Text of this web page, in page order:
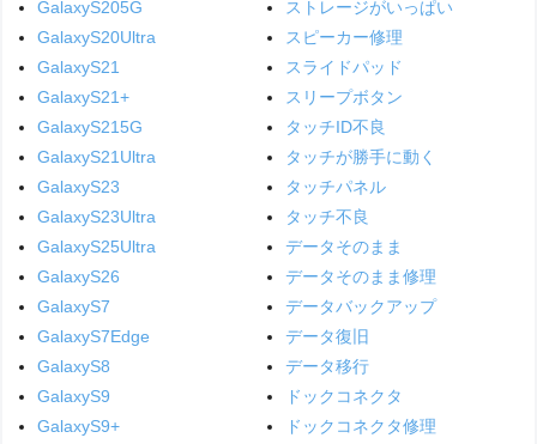
GalaxyS205G
GalaxyS20Ultra
GalaxyS21
GalaxyS21+
GalaxyS215G
GalaxyS21Ultra
GalaxyS23
GalaxyS23Ultra
GalaxyS25Ultra
GalaxyS26
GalaxyS7
GalaxyS7Edge
GalaxyS8
GalaxyS9
GalaxyS9+
ストレージがいっぱい
スピーカー修理
スライドパッド
スリープボタン
タッチID不良
タッチが勝手に動く
タッチパネル
タッチ不良
データそのまま
データそのまま修理
データバックアップ
データ復旧
データ移行
ドックコネクタ
ドックコネクタ修理